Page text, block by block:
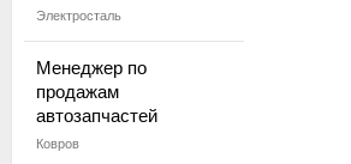
Электросталь
Менеджер по
продажам
автозапчастей
Ковров